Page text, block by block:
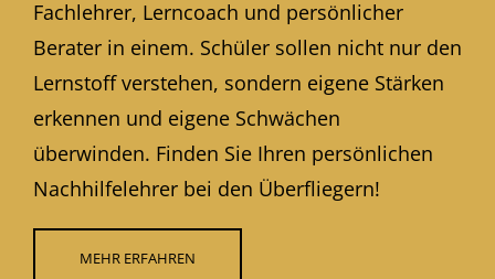
Fachlehrer, Lerncoach und persönlicher
Berater in einem. Schüler sollen nicht nur den
Lernstoff verstehen, sondern eigene Stärken
erkennen und eigene Schwächen
überwinden. Finden Sie Ihren persönlichen
Nachhilfelehrer bei den Überfliegern!
MEHR ERFAHREN